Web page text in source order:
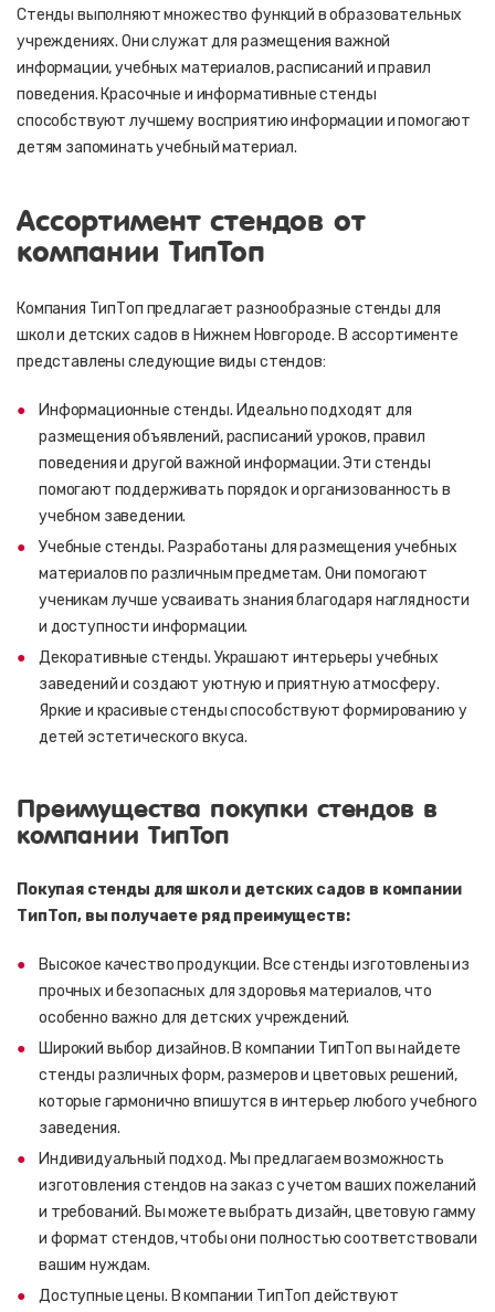
Стенды выполняют множество функций в образовательных
учреждениях. Они служат для размещения важной
информации, учебных материалов, расписаний и правил
поведения. Красочные и информативные стенды
способствуют лучшему восприятию информации и помогают
детям запоминать учебный материал.
Ассортимент стендов от
компании ТипТоп
Компания ТипТоп предлагает разнообразные стенды для
школ и детских садов в Нижнем Новгороде. В ассортименте
представлены следующие виды стендов:
Информационные стенды. Идеально подходят для
размещения объявлений, расписаний уроков, правил
поведения и другой важной информации. Эти стенды
помогают поддерживать порядок и организованность в
учебном заведении.
Учебные стенды. Разработаны для размещения учебных
материалов по различным предметам. Они помогают
ученикам лучше усваивать знания благодаря наглядности
и доступности информации.
Декоративные стенды. Украшают интерьеры учебных
заведений и создают уютную и приятную атмосферу.
Яркие и красивые стенды способствуют формированию у
детей эстетического вкуса.
Преимущества покупки стендов в
компании ТипТоп
Покупая стенды для школ и детских садов в компании
ТипТоп, вы получаете ряд преимуществ:
Высокое качество продукции. Все стенды изготовлены из
прочных и безопасных для здоровья материалов, что
особенно важно для детских учреждений.
Широкий выбор дизайнов. В компании ТипТоп вы найдете
стенды различных форм, размеров и цветовых решений,
которые гармонично впишутся в интерьер любого учебного
заведения.
Индивидуальный подход. Мы предлагаем возможность
изготовления стендов на заказ с учетом ваших пожеланий
и требований. Вы можете выбрать дизайн, цветовую гамму
и формат стендов, чтобы они полностью соответствовали
вашим нуждам.
Доступные цены. В компании ТипТоп действуют